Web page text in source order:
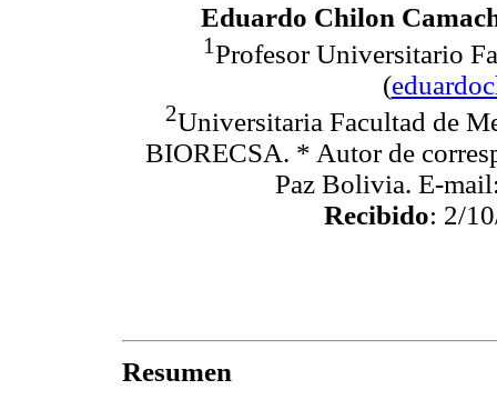
Eduardo Chilon
1Profesor Universitario
(
2Universitaria Facultad de
BIORECSA. * Autor de
Paz Bolivia. E-
Recibido: 2/
Resumen